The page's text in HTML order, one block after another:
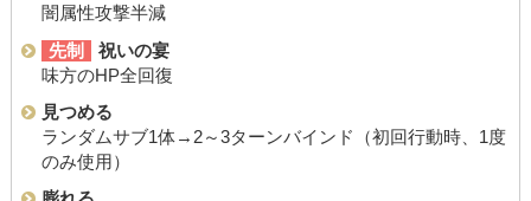
闇属性攻撃半減
先制
祝いの宴
味方のHP全回復
見つめる
ランダムサブ1体→2～3ターンバインド（初回行動時、1度
のみ使用）